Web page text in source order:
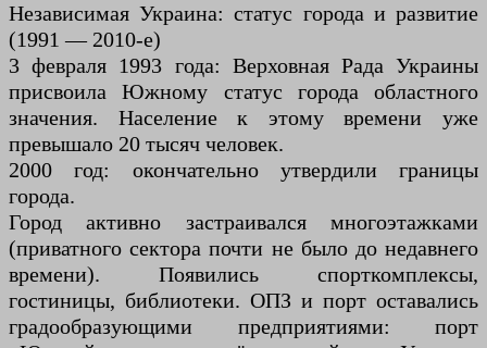
Независимая Украина: статус города и развитие
(1991 — 2010-е)
3 февраля 1993 года: Верховная Рада Украины
присвоила Южному статус города областного
значения. Население к этому времени уже
превышало 20 тысяч человек.
2000 год: окончательно утвердили границы
города.
Город активно застраивался многоэтажками
(приватного сектора почти не было до недавнего
времени). Появились спорткомплексы,
гостиницы, библиотеки. ОПЗ и порт оставались
градообразующими предприятиями: порт